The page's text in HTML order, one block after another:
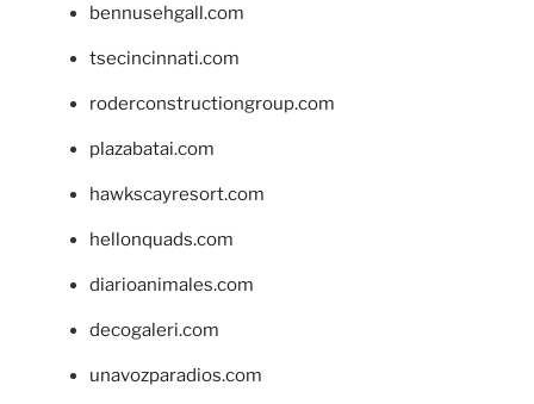
bennusehgall.com
tsecincinnati.com
roderconstructiongroup.com
plazabatai.com
hawkscayresort.com
hellonquads.com
diarioanimales.com
decogaleri.com
unavozparadios.com